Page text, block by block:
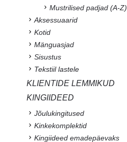
Mustrilised padjad (A-Z)
Aksessuaarid
Kotid
Mänguasjad
Sisustus
Tekstiil lastele
KLIENTIDE LEMMIKUD
KINGIIDEED
Jõulukingitused
Kinkekomplektid
Kingiideed emadepäevaks